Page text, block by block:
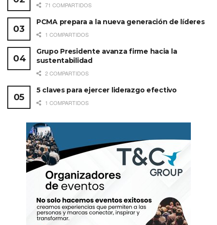
71 COMPARTIDOS
PCMA prepara a la nueva generación de líderes
1 COMPARTIDOS
Grupo Presidente avanza firme hacia la
sustentabilidad
2 COMPARTIDOS
5 claves para ejercer liderazgo efectivo
1 COMPARTIDOS